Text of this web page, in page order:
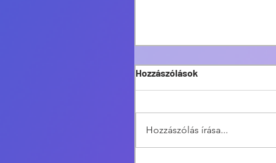
Szezonzáró a Mátrában
Hozzászólások
Hozzászólás írása...